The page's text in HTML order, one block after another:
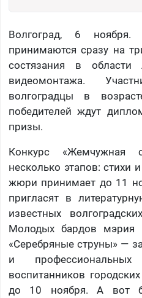
Волгоград, 6
принимаются сразу на
состязания в области
видеомонтажа.
волгоградцы в
победителей ждут
призы.
Конкурс «Жемчужная
несколько этапов: стихи
жюри принимает до 11
пригласят в
известных
Молодых бардов мэрия
«Серебряные струны» —
и
воспитанников
до 10 ноября. А вот